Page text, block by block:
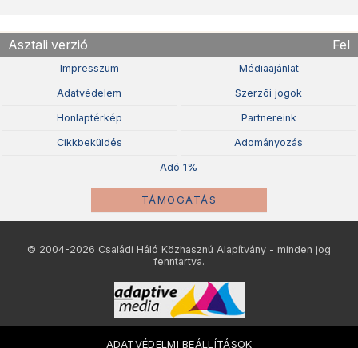
Asztali verzió Fel
Impresszum Médiaajánlat
Adatvédelem Szerzõi jogok
Honlaptérkép Partnereink
Cikkbeküldés Adományozás
Adó 1%
TÁMOGATÁS
© 2004-2026 Családi Háló Közhasznú Alapítvány - minden jog
fenntartva.
ADATVÉDELMI BEÁLLÍTÁSOK